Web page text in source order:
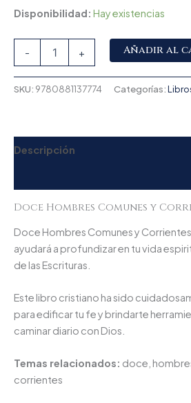
Disponibilidad: Hay existencias
- + Añadir al
SKU: 9780881137774 Categorías:
Descripción
Doce Hombres Comunes y
Doce Hombres Comunes y
ayudará a profundizar en tu vida
de las Escrituras.
Este libro cristiano ha sido
para edificar tu fe y brindarte
caminar diario con Dios.
Temas relacionados: doce,
corrientes